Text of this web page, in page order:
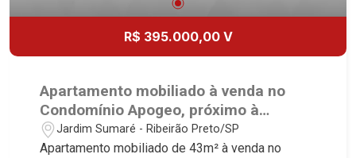
R$ 395.000,00 V
Apartamento mobiliado à venda no
Condomínio Apogeo, próximo à
Avenida Professor João Fiúsa -
Ribeirão Preto/SP.
Jardim Sumaré - Ribeirão Preto/SP
Apartamento mobiliado de 43m² à venda no